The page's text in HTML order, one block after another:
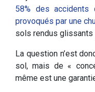
58% des
provoqués par une
sols rendus glissants
La question n’est
sol, mais de «
même est une